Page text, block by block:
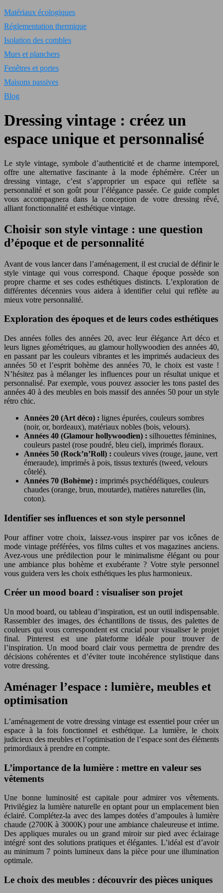
Matériaux écologiques
Réglementation thermique
Isolation des combles
Murs et planchers
Fenêtres et portes
Maisons passives
Blog
Dressing vintage : créez un
espace unique et personnalisé
Le style vintage, symbole d’authenticité et de charme intemporel,
offre une alternative fascinante à la mode éphémère. Créer un
dressing vintage, c’est s’approprier un espace qui reflète sa
personnalité et son goût pour l’élégance passée. Ce guide complet
vous accompagnera dans la conception de votre dressing rêvé,
alliant fonctionnalité et esthétique vintage.
Choisir son style vintage : une question
d’époque et de personnalité
Avant de vous lancer dans l’aménagement, il est crucial de définir le
style vintage qui vous correspond. Chaque époque possède son
propre charme et ses codes esthétiques distincts. L’exploration de
différentes décennies vous aidera à identifier celui qui reflète au
mieux votre personnalité.
Exploration des époques et de leurs codes esthétiques
Des années folles des années 20, avec leur élégance Art déco et
leurs lignes géométriques, au glamour hollywoodien des années 40,
en passant par les couleurs vibrantes et les imprimés audacieux des
années 50 et l’esprit bohème des années 70, le choix est vaste !
N’hésitez pas à mélanger les influences pour un résultat unique et
personnalisé. Par exemple, vous pouvez associer les tons pastel des
années 40 à des meubles en bois massif des années 50 pour un style
rétro chic.
Années 20 (Art déco) : lignes épurées, couleurs sombres
(noir, or, bordeaux), matériaux nobles (bois, velours).
Années 40 (Glamour hollywoodien) : silhouettes féminines,
couleurs pastel (rose poudré, bleu ciel), imprimés floraux.
Années 50 (Rock’n’Roll) : couleurs vives (rouge, jaune, vert
émeraude), imprimés à pois, tissus texturés (tweed, velours
côtelé).
Années 70 (Bohème) : imprimés psychédéliques, couleurs
chaudes (orange, brun, moutarde), matières naturelles (lin,
coton).
Identifier ses influences et son style personnel
Pour affiner votre choix, laissez-vous inspirer par vos icônes de
mode vintage préférées, vos films cultes et vos magazines anciens.
Avez-vous une prédilection pour le minimalisme élégant ou pour
une ambiance plus bohème et exubérante ? Votre style personnel
vous guidera vers les choix esthétiques les plus harmonieux.
Créer un mood board : visualiser son projet
Un mood board, ou tableau d’inspiration, est un outil indispensable.
Rassembler des images, des échantillons de tissus, des palettes de
couleurs qui vous correspondent est crucial pour visualiser le projet
final. Pinterest est une plateforme idéale pour trouver de
l’inspiration. Un mood board clair vous permettra de prendre des
décisions cohérentes et d’éviter toute incohérence stylistique dans
votre dressing.
Aménager l’espace : lumière, meubles et
optimisation
L’aménagement de votre dressing vintage est essentiel pour créer un
espace à la fois fonctionnel et esthétique. La lumière, le choix
judicieux des meubles et l’optimisation de l’espace sont des éléments
primordiaux à prendre en compte.
L’importance de la lumière : mettre en valeur ses
vêtements
Une bonne luminosité est capitale pour admirer vos vêtements.
Privilégiez la lumière naturelle en optant pour un emplacement bien
éclairé. Complétez-la avec des lampes dotées d’ampoules à lumière
chaude (2700K à 3000K) pour une ambiance chaleureuse et intime.
Des appliques murales ou un grand miroir sur pied avec éclairage
intégré sont des solutions pratiques et élégantes. L’idéal est d’avoir
au minimum 7 points lumineux dans la pièce pour une illumination
optimale.
Le choix des meubles : découvrir des pièces uniques